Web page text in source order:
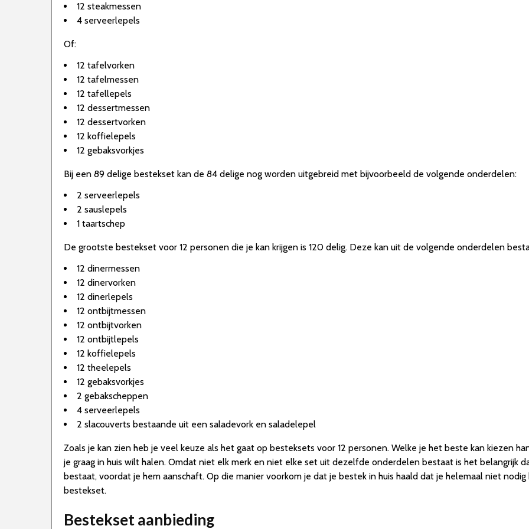
12 steakmessen
4 serveerlepels
Of:
12 tafelvorken
12 tafelmessen
12 tafellepels
12 dessertmessen
12 dessertvorken
12 koffielepels
12 gebaksvorkjes
Bij een 89 delige bestekset kan de 84 delige nog worden uitgebreid met bijvoorbeeld de volgende onderdelen:
2 serveerlepels
2 sauslepels
1 taartschep
De grootste bestekset voor 12 personen die je kan krijgen is 120 delig. Deze kan uit de volgende onderdelen
12 dinermessen
12 dinervorken
12 dinerlepels
12 ontbijtmessen
12 ontbijtvorken
12 ontbijtlepels
12 koffielepels
12 theelepels
12 gebaksvorkjes
2 gebakscheppen
4 serveerlepels
2 slacouverts bestaande uit een saladevork en saladelepel
Zoals je kan zien heb je veel keuze als het gaat op besteksets voor 12 personen. Welke je het beste kan kiezen
je graag in huis wilt halen. Omdat niet elk merk en niet elke set uit dezelfde onderdelen bestaat is het belangrijk
bestaat, voordat je hem aanschaft. Op die manier voorkom je dat je bestek in huis haald dat je helemaal niet
bestekset.
Bestekset aanbieding